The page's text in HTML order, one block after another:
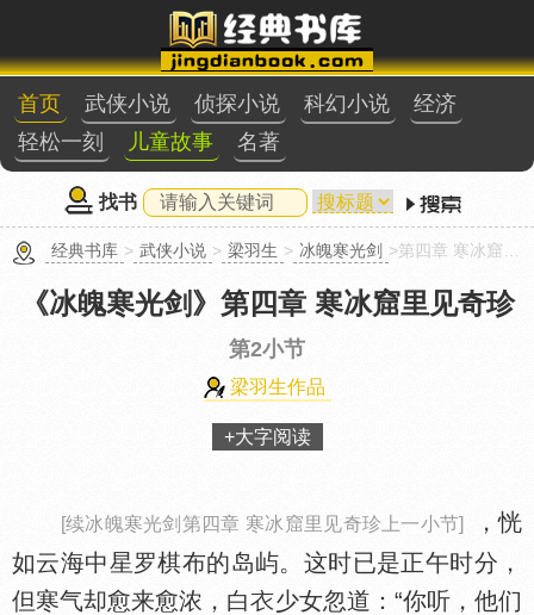
首页 武侠小说 侦探小说 科幻小说
经济
轻松一刻
儿童故事 名著
找书
经典书库 > 武侠小说 > 梁羽生 > 冰魄寒光剑 >第四章 寒冰窟里见奇珍第2小节
《冰魄寒光剑》 第四章 寒冰窟里见奇珍
第2小节
梁羽生作品
+大字阅读
[续冰魄寒光剑第四章 寒冰窟里见奇珍上一小节]
，恍
如云海中星罗棋布的岛屿。这时已是正午时分，
但寒气却愈来愈浓，白
少女忽道：“你听，他们